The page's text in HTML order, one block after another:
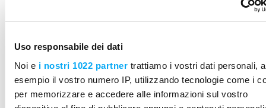
Uso responsabile dei dati
Noi e i nostri 1022 partnertrattiamo i vostri dati personali,
esempio il vostro numero IP, utilizzando tecnologie come i
per memorizzare e accedere alle informazioni sul vostro
La registrazione dei nomi e la relativa funzione
svolta dei presenti alla consegna dei lavori
lavori tramite nota: in mancanza di questa non
sarà possibile procedere alla consegna dei
lavori
L’indicazione degli estremi del titolo edilizio per la